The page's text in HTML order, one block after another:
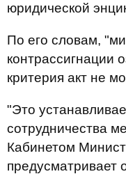
юридической
По его словам,
контрассигнации
критерия акт не
"Это
сотрудничества
Кабинетом
предусматривает